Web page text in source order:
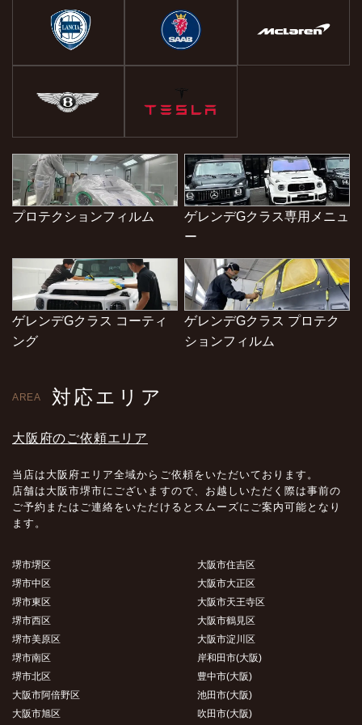
プロテクションフィルム
ゲレンデGクラス専用メニュ
ー
ゲレンデGクラス コーティ
ング
ゲレンデGクラス プロテク
ションフィルム
AREA 対応エリア
大阪府のご依頼エリア
当店は大阪府エリア全域からご依頼をいただいております。
店舗は大阪市堺市にございますので、お越しいただく際は事前の
ご予約またはご連絡をいただけるとスムーズにご案内可能となり
ます。
堺市堺区
堺市中区
堺市東区
堺市西区
堺市美原区
堺市南区
堺市北区
大阪市阿倍野区
大阪市旭区
大阪市住吉区
大阪市大正区
大阪市天王寺区
大阪市鶴見区
大阪市淀川区
岸和田市(大阪)
豊中市(大阪)
池田市(大阪)
吹田市(大阪)